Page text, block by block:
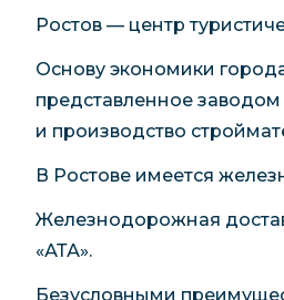
Ростов — центр
Основу экономики
представленное
и производство
В Ростове имеется
Железнодорожная
«АТА».
Безусловными